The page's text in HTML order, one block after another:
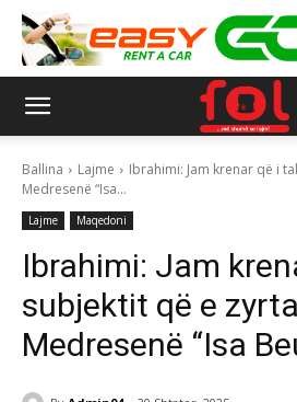
Ballina Lajme
Ibrahimi: Jam krenar që i
Medresenë “Isa...
Lajme Maqedoni
Ibrahimi: Jam
subjektit që e
Medresenë “Isa